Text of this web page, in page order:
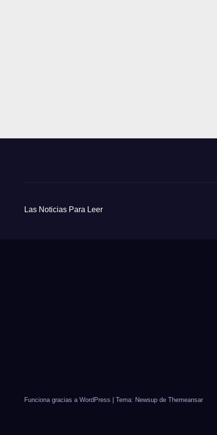
Las Noticias Para Leer
Funciona gracias a WordPress Tema: Newsup de Themeansar